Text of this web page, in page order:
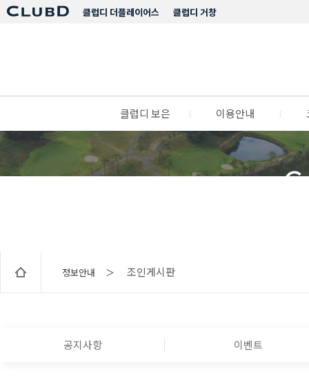
클럽디 거창
클럽디 더플레이어스
클럽디 보은 이용안내
정보안내 ＞ 조인게시판
공지사항 이벤트